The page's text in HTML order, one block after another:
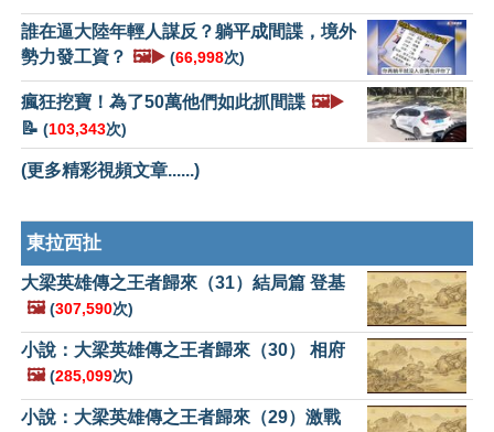
誰在逼大陸年輕人謀反？躺平成間諜，境外
勢力發工資？ 🖼️▶️ (66,998次)
瘋狂挖寶！為了50萬他們如此抓間諜 🖼️▶️
📝 (103,343次)
(更多精彩視頻文章......)
東拉西扯
大梁英雄傳之王者歸來（31）結局篇 登基
🖼️ (307,590次)
小說：大梁英雄傳之王者歸來（30） 相府
🖼️ (285,099次)
小說：大梁英雄傳之王者歸來（29）激戰